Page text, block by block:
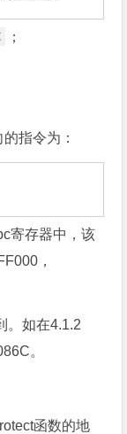
；
指令为：
寄存器中，该
，
。如在4.1.2
。
函数的地